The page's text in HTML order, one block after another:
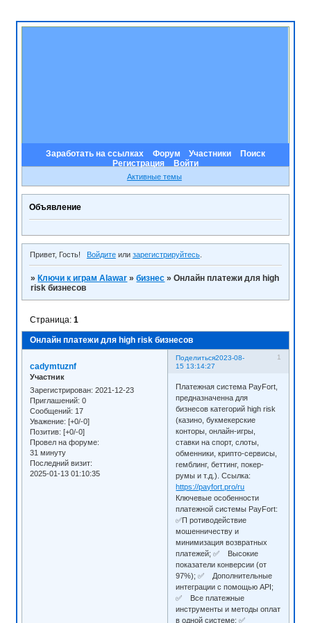
Заработать на ссылках Форум Участники
Поиск
Регистрация
Войти
Активные темы
Объявление
Привет, Гость! Войдитеили зарегистрируйтесь.
»Ключи к играм Alawar »бизнес »Онлайн платежи для high
risk бизнесов
Онлайн платежи для high risk бизнесов
Страница:1
Поделиться 1
2023-08-
15 13:14:27
cadymtuznf
Участник
Зарегистрирован: 2021-12-23
Приглашений: 0
Сообщений: 17
Уважение: [+0/-0]
Позитив: [+0/-0]
Провел на форуме:
31 минуту
Последний визит:
2025-01-13 01:10:35
Платежная система PayFort,
предназначенна для
бизнесов категорий high risk
(казино, букмекерские
конторы, онлайн-игры,
ставки на спорт, слоты,
обменники, крипто-сервисы,
гемблинг, беттинг, покер-
румы и т.д.). Ссылка:
https://payfort.pro/ru
Ключевые особенности
платежной системы PayFort:
✅П ротиводействие
мошенничеству и
минимизация возвратных
платежей; ✅ Высокие
показатели конверсии (от
97%); ✅ Дополнительные
интеграции с помощью API;
✅ Все платежные
инструменты и методы оплат
в одной системе; ✅